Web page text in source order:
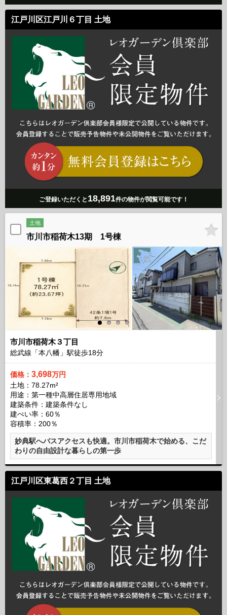
江戸川区江戸川６丁目 土地
ご登録いただくと 18,891件の物件が閲覧可能です！
土地
市川市稲荷木13期 1号棟
市川市稲荷木３丁目
総武線「本八幡」駅徒歩18分
価格： 3,698万円
土地：78.27m²
用途：第一種中高層住居専用地域
建築条件： 建築条件なし
建ぺい率：60％
容積率：200％
妙典駅へバスアクセスも快適。市川市稲荷木で始める、こだ
わりの自由設計な暮らしの第一歩
江戸川区東葛西２丁目 土地